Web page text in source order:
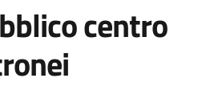
centro